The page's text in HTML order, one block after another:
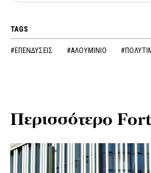
TAGS
#ΕΠΕΝΔΥΣΕΙΣ #ΑΛΟΥΜΙΝΙΟ
Περισσότερο